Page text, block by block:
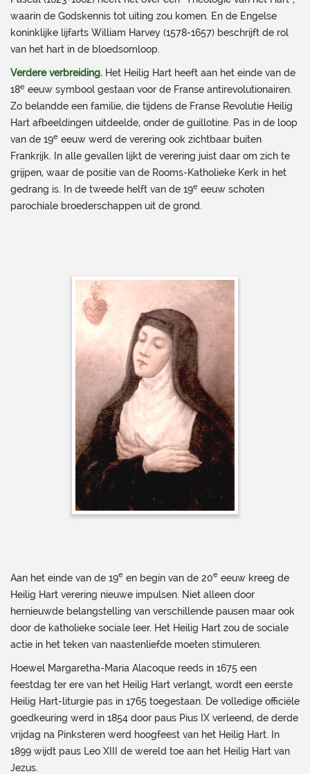
waarin de Godskennis tot uiting zou komen. En de Engelse
koninklijke lijfarts William Harvey (1578-1657) beschrijft de rol
van het hart in de bloedsomloop.
Verdere verbreiding. Het Heilig Hart heeft aan het einde van de
18e eeuw symbool gestaan voor de Franse antirevolutionairen.
Zo belandde een familie, die tijdens de Franse Revolutie Heilig
Hart afbeeldingen uitdeelde, onder de guillotine. Pas in de loop
van de 19e eeuw werd de verering ook zichtbaar buiten
Frankrijk. In alle gevallen lijkt de verering juist daar om zich te
grijpen, waar de positie van de Rooms-Katholieke Kerk in het
gedrang is. In de tweede helft van de 19e eeuw schoten
parochiale broederschappen uit de grond.
Aan het einde van de 19e en begin van de 20e eeuw kreeg de
Heilig Hart verering nieuwe impulsen. Niet alleen door
hernieuwde belangstelling van verschillende pausen maar ook
door de katholieke sociale leer. Het Heilig Hart zou de sociale
actie in het teken van naastenliefde moeten stimuleren.
Hoewel Margaretha-Maria Alacoque reeds in 1675 een
feestdag ter ere van het Heilig Hart verlangt, wordt een eerste
Heilig Hart-liturgie pas in 1765 toegestaan. De volledige officiële
goedkeuring werd in 1854 door paus Pius IX verleend, de derde
vrijdag na Pinksteren werd hoogfeest van het Heilig Hart. In
1899 wijdt paus Leo XIII de wereld toe aan het Heilig Hart van
Jezus.